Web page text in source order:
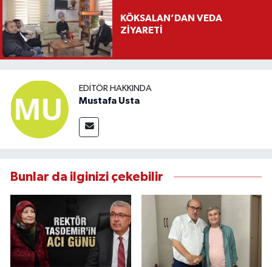
KÖKSALAN’DAN VEDA
ZİYARETİ
EDITÖR HAKKINDA
Mustafa Usta
Bunlar da ilginizi çekebilir